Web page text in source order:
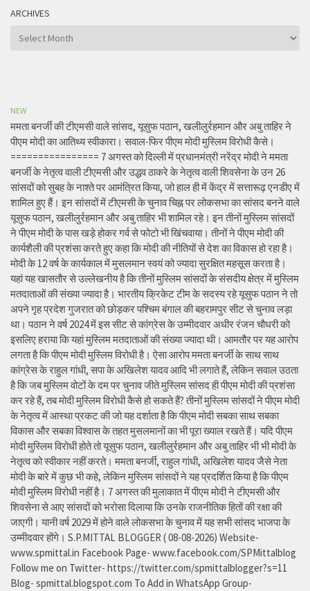
ARCHIVES
Archives
NEW
ममता बनर्जी की टीएमसी वाले सांसद, यूसुफ पठान, खलीलुर्रहमान और अबु ताहिर ने
पीएम मोदी का आतिथ्य स्वीकारा। सवाल-फिर पीएम मोदी मुस्लिम विरोधी कैसे।
================ 7 अगस्त को दिल्ली में प्रधानमंत्री नरेंद्र मोदी ने ममता
बनर्जी के नेतृत्व वाली टीएमसी और उद्धव ठाकरे के नेतृत्व वाली शिवसेना के उन 26
सांसदों को सुबह के नाश्ते पर आमंत्रित किया, जो हाल ही में केंद्र में सत्तारूढ़ एनडीए में
शामिल हुए हैं। इन सांसदों में टीएमसी के चुनाव चिह्न पर लोकसभा का सांसद बनने वाले
यूसुफ पठान, खलीलुर्रहमान और अबु ताहिर भी शामिल रहे। इन तीनों मुस्लिम सांसदों
ने पीएम मोदी के पास खड़े होकर गर्व से फोटो भी खिंचवाया। तीनों ने पीएम मोदी की
कार्यशैली की प्रशंसा करते हुए कहा कि मोदी की नीतियों से देश का विकास हो रहा है।
मोदी के 12 वर्ष के कार्यकाल में मुसलमान स्वयं को ज्यादा सुरक्षित महसूस करता है।
यहां यह खासतौर से उल्लेखनीय है कि तीनों मुस्लिम सांसदों के संसदीय क्षेत्र में मुस्लिम
मतदाताओं की संख्या ज्यादा है। भारतीय क्रिकेट टीम के सदस्य रहे यूसुफ पठान ने तो
अपने गृह प्रदेश गुजरात को छोड़कर पश्चिम बंगाल की बहरामपुर सीट से चुनाव लड़ा
था। पठान ने वर्ष 2024 में इस सीट से कांग्रेस के उम्मीदवार अधीर रंजन चौधरी को
इसलिए हराया कि यहां मुस्लिम मतदाताओं की संख्या ज्यादा थी। आमतौर पर यह आरोप
लगता है कि पीएम मोदी मुस्लिम विरोधी है। ऐसा आरोप ममता बनर्जी के साथ साथ
कांग्रेस के राहुल गांधी, सपा के अखिलेश यादव आदि भी लगाते हैं, लेकिन सवाल उठता
है कि जब मुस्लिम वोटों के दम पर चुनाव जीते मुस्लिम सांसद ही पीएम मोदी की प्रशंसा
कर रहे हैं, तब मोदी मुस्लिम विरोधी कैसे हो सकते हैं? तीनों मुस्लिम सांसदों ने पीएम मोदी
के नेतृत्व में आस्था प्रकट की जो यह दर्शाता है कि पीएम मोदी सबका साथ सबका
विकास और सबका विश्वास के तहत मुसलमानों का भी पूरा ख्याल रखते हैं। यदि पीएम
मोदी मुस्लिम विरोधी होते तो यूसुफ पठान, खलीलुर्रहमान और अबु ताहिर भी भी मोदी के
नेतृत्व को स्वीकार नहीं करते। ममता बनर्जी, राहुल गांधी, अखिलेश यादव जैसे नेता
मोदी के बारे में कुछ भी कहे, लेकिन मुस्लिम सांसदों ने यह प्रदर्शित किया है कि पीएम
मोदी मुस्लिम विरोधी नहीं है। 7 अगस्त की मुलाकात में पीएम मोदी ने टीएमसी और
शिवसेना से आए सांसदों को भरोसा दिलाया कि उनके राजनीतिक हितों की रक्षा की
जाएगी। यानी वर्ष 2029 में होने वाले लोकसभा के चुनाव में यह सभी सांसद भाजपा के
उम्मीदवार होंगे। S.P.MITTAL BLOGGER ( 08-08-2026) Website-
www.spmittal.in Facebook Page- www.facebook.com/SPMittalblog
Follow me on Twitter- https://twitter.com/spmittalblogger?s=11
Blog- spmittal.blogspot.com To Add in WhatsApp Group-